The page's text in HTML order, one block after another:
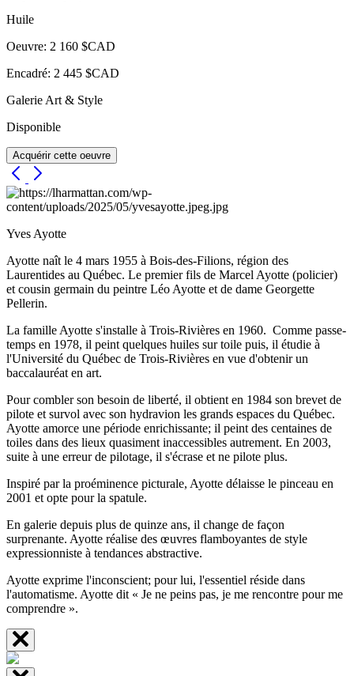
Huile
Oeuvre: 2 160 $CAD
Encadré: 2 445 $CAD
Galerie Art & Style
Disponible
Acquérir cette oeuvre
Yves Ayotte
Ayotte naît le 4 mars 1955 à Bois-des-Filions, région des
Laurentides au Québec. Le premier fils de Marcel Ayotte (policier)
et cousin germain du peintre Léo Ayotte et de dame Georgette
Pellerin.
La famille Ayotte s'installe à Trois-Rivières en 1960. Comme passe-
temps en 1978, il peint quelques huiles sur toile puis, il étudie à
l'Université du Québec de Trois-Rivières en vue d'obtenir un
baccalauréat en art.
Pour combler son besoin de liberté, il obtient en 1984 son brevet de
pilote et survol avec son hydravion les grands espaces du Québec.
Ayotte amorce une période enrichissante; il peint des centaines de
toiles dans des lieux quasiment inaccessibles autrement. En 2003,
suite à une erreur de pilotage, il s'écrase et ne pilote plus.
Inspiré par la proéminence picturale, Ayotte délaisse le pinceau en
2001 et opte pour la spatule.
En galerie depuis plus de quinze ans, il change de façon
surprenante. Ayotte réalise des œuvres flamboyantes de style
expressionniste à tendances abstractive.
Ayotte exprime l'inconscient; pour lui, l'essentiel réside dans
l'automatisme. Ayotte dit « Je ne peins pas, je me rencontre pour me
comprendre ».